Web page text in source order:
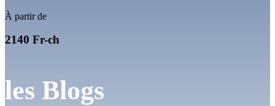
À partir de
2140 Fr-ch
les Blogs